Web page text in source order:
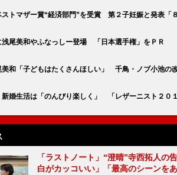
トマザー賞“経済部門”を受賞 第２子妊娠と発表「
浅尾美和やふなっしー登場 「日本選手権」をＰＲ
美和「子どもはたくさんほしい」 千鳥・ノブ小池の
新婚生活は「のんびり楽しく」 「レザーニスト２０
「ラストノート」“澄晴”寺西拓人の
白がカッコいい」「最高のシーンをあ